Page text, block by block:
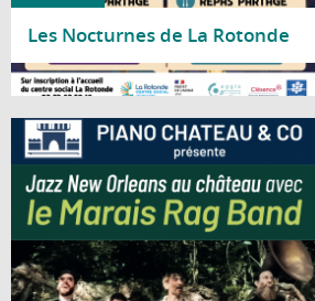
Les Nocturnes de La Rotonde
Lire la suite
Piano Château & Co vous invite à découvrir
le Marais Rag Band pour un concert
consacré au jazz traditionnel de La
Nouvelle-Orléans.